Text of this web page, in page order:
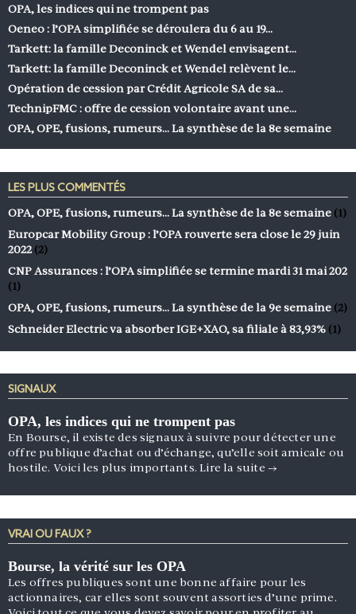
OPA, les indices qui ne trompent pas
Oeneo : l’OPA simplifiée se déroulera du 6 au 19…
Tarkett: la famille Deconinck et Wendel envisagent…
Tarkett: la famille Deconinck et Wendel relèvent le…
Opération de cession par Crédit Agricole SA de sa…
TechnipFMC : offre de cession volontaire avant une…
OPA, OPE, fusions, rumeurs… La synthèse de la 8e semaine
LES PLUS COMMENTÉS
OPA, OPE, fusions, rumeurs… La synthèse de la 8e semaine (1)
Europcar Mobility Group : l’OPA rouverte sera close le 29 juin
2022 (2)
CNP Assurances : l’OPA simplifiée se termine mardi 31 mai 202
(1)
OPA, OPE, fusions, rumeurs… La synthèse de la 9e semaine (2)
Schneider Electric va absorber IGE+XAO, sa filiale à 83,93% (1)
SIGNAUX
OPA, les indices qui ne trompent pas
En Bourse, il existe des signaux à suivre pour détecter une
offre publique d’achat ou d’échange, qu’elle soit amicale ou
hostile. Voici les plus importants.Lire la suite →
VRAI OU FAUX ?
Bourse, la vérité sur les OPA
Les offres publiques sont une bonne affaire pour les
actionnaires, car elles sont souvent assorties d’une prime.